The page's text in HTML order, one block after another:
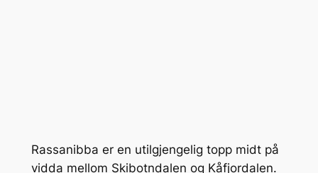
Rassanibba er en utilgjengelig topp midt på
vidda mellom Skibotndalen og Kåfjordalen.